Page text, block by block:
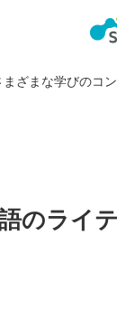
ざまな学びのコ
のライ